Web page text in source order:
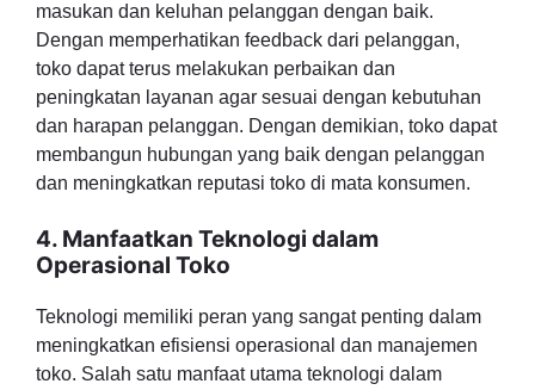
masukan dan keluhan pelanggan dengan baik.
Dengan memperhatikan feedback dari pelanggan,
toko dapat terus melakukan perbaikan dan
peningkatan layanan agar sesuai dengan kebutuhan
dan harapan pelanggan. Dengan demikian, toko dapat
membangun hubungan yang baik dengan pelanggan
dan meningkatkan reputasi toko di mata konsumen.
4. Manfaatkan Teknologi dalam
Operasional Toko
Teknologi memiliki peran yang sangat penting dalam
meningkatkan efisiensi operasional dan manajemen
toko. Salah satu manfaat utama teknologi dalam